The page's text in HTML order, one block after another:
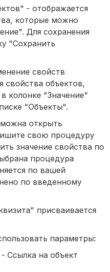
- отображается
которые можно
Для сохранения
"Сохранить
свойств
свойства объектов,
колонке "Значение"
"Объекты".
открыть
свою процедуру
значение свойства по
процедура
по вашей
по введенному
присваивается
параметры:
Ссылка на объект